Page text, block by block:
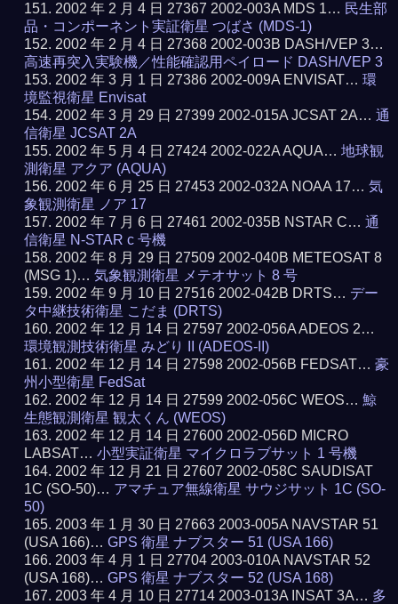
2002 年 2 月 4 日 27367 2002-003A MDS 1… 民生部
品・コンポーネント実証衛星 つばさ (MDS-1)
2002 年 2 月 4 日 27368 2002-003B DASH/VEP 3…
高速再突入実験機／性能確認用ペイロード DASH/VEP 3
2002 年 3 月 1 日 27386 2002-009A ENVISAT…環
境監視衛星 Envisat
2002 年 3 月 29 日 27399 2002-015A JCSAT 2A…通
信衛星 JCSAT 2A
2002 年 5 月 4 日 27424 2002-022A AQUA…地球観
測衛星 アクア (AQUA)
2002 年 6 月 25 日 27453 2002-032A NOAA 17…気
象観測衛星 ノア 17
2002 年 7 月 6 日 27461 2002-035B NSTAR C…通
信衛星 N-STAR c 号機
2002 年 8 月 29 日 27509 2002-040B METEOSAT 8
(MSG 1)…気象観測衛星 メテオサット 8 号
2002 年 9 月 10 日 27516 2002-042B DRTS… デー
タ中継技術衛星 こだま (DRTS)
2002 年 12 月 14 日 27597 2002-056A ADEOS 2…
環境観測技術衛星 みどり II (ADEOS-II)
2002 年 12 月 14 日 27598 2002-056B FEDSAT…豪
州小型衛星 FedSat
2002 年 12 月 14 日 27599 2002-056C WEOS…鯨
生態観測衛星 観太くん (WEOS)
2002 年 12 月 14 日 27600 2002-056D MICRO
LABSAT…小型実証衛星 マイクロラブサット 1 号機
2002 年 12 月 21 日 27607 2002-058C SAUDISAT
1C (SO-50)… アマチュア無線衛星 サウジサット 1C (SO-
50)
2003 年 1 月 30 日 27663 2003-005A NAVSTAR 51
(USA 166)…GPS 衛星 ナブスター 51 (USA 166)
2003 年 4 月 1 日 27704 2003-010A NAVSTAR 52
(USA 168)…GPS 衛星 ナブスター 52 (USA 168)
2003 年 4 月 10 日 27714 2003-013A INSAT 3A… 多